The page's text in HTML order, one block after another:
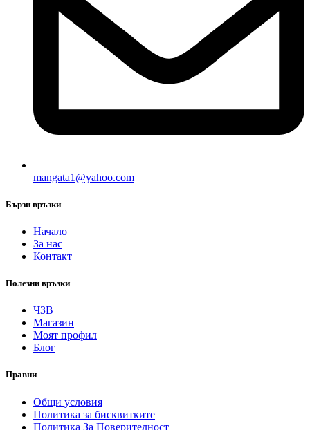
mangata1@yahoo.com
Бързи връзки
Начало
За нас
Контакт
Полезни връзки
ЧЗВ
Магазин
Моят профил
Блог
Правни
Общи условия
Политика за бисквитките
Политика За Поверителност